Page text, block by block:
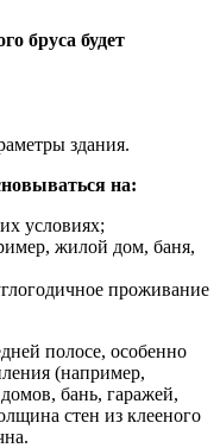
бруса будет
здания.
на:
условиях;
жилой дом, баня,
проживание
полосе, особенно
(например,
бань, гаражей,
стен из клееного